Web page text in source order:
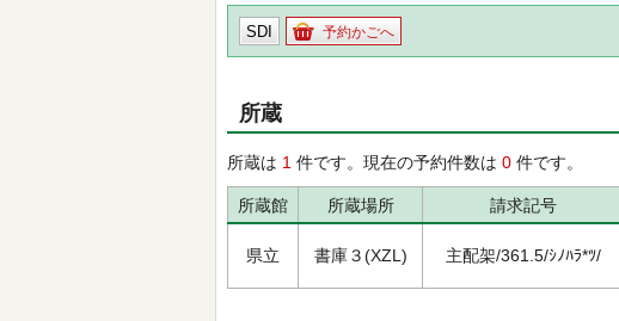
SDI 予約かごへ
所蔵
所蔵は 1 件です。現在の予約件数は 0 件です。
所蔵館 所蔵場所 請求記号
県立 書庫３(XZL) 主配架/361.5/ｼﾉﾊﾗ*ﾂ/